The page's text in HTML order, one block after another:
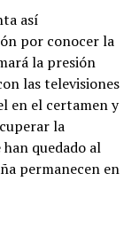
así
por conocer la
la presión
las televisiones
en el certamen y
la
quedado al
permanecen en